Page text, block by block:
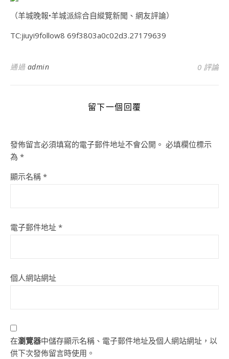
（羊城晚報•羊城派綜合自縱覽新聞、網友評論）
TC:jiuyi9follow8 69f3803a0c02d3.27179639
通過 admin 0 評論
留下一個回覆
發佈留言必須填寫的電子郵件地址不會公開。 必填欄位標示
為 *
顯示名稱 *
電子郵件地址 *
個人網站網址
在瀏覽器中儲存顯示名稱、電子郵件地址及個人網站網址，以
供下次發佈留言時使用。